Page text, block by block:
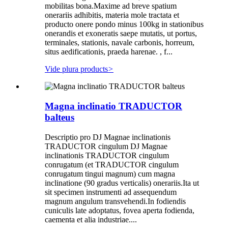
mobilitas bona.Maxime ad breve spatium
onerariis adhibitis, materia mole tractata et
producto onere pondo minus 100kg in stationibus
onerandis et exoneratis saepe mutatis, ut portus,
terminales, stationis, navale carbonis, horreum,
situs aedificationis, praeda harenae. , f...
Vide plura products>
Magna inclinatio TRADUCTOR
balteus
Descriptio pro DJ Magnae inclinationis
TRADUCTOR cingulum DJ Magnae
inclinationis TRADUCTOR cingulum
conrugatum (et TRADUCTOR cingulum
conrugatum tingui magnum) cum magna
inclinatione (90 gradus verticalis) onerariis.Ita ut
sit specimen instrumenti ad assequendum
magnum angulum transvehendi.In fodiendis
cuniculis late adoptatus, fovea aperta fodienda,
caementa et alia industriae....